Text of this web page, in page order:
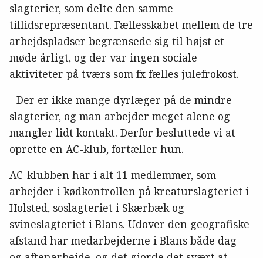
slagterier, som delte den samme
tillidsrepræsentant. Fællesskabet mellem de tre
arbejdspladser begrænsede sig til højst et
møde årligt, og der var ingen sociale
aktiviteter på tværs som fx fælles julefrokost.
- Der er ikke mange dyrlæger på de mindre
slagterier, og man arbejder meget alene og
mangler lidt kontakt. Derfor besluttede vi at
oprette en AC-klub, fortæller hun.
AC-klubben har i alt 11 medlemmer, som
arbejder i kødkontrollen på kreaturslagteriet i
Holsted, soslagteriet i Skærbæk og
svineslagteriet i Blans. Udover den geografiske
afstand har medarbejderne i Blans både dag-